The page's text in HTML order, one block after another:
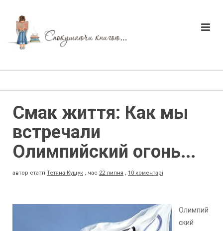
Смак життя: Как мы
встречали
Олимпийский огонь...
автор статті Тетяна Кущук , час 22 липня , 10 коментарі
Олимпий
ский